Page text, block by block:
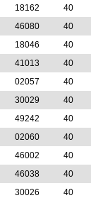
18162 40
46080 40
18046 40
41013 40
02057 40
30029 40
49242 40
02060 40
46002 40
46038 40
30026 40